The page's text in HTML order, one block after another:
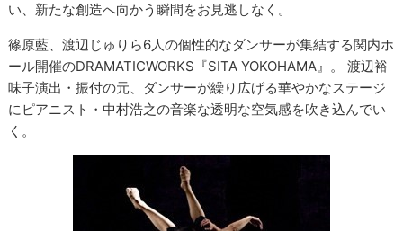
い、新たな創造へ向かう瞬間をお見逃しなく。
篠原藍、渡辺じゅりら6人の個性的なダンサーが集結する関内ホ
ール開催のDRAMATICWORKS『SITA YOKOHAMA』。 渡辺裕
味子演出・振付の元、ダンサーが繰り広げる華やかなステージ
にピアニスト・中村浩之の音楽な透明な空気感を吹き込んでい
く。